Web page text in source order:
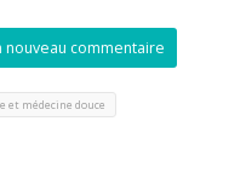
nouveau commentaire
et médecine douce